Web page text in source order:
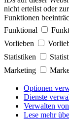
nicht erteilst oder
Funktionen
Funktional
Vorlieben
Statistiken
Marketing
Optionen
Dienste
Verwalten
Lese mehr